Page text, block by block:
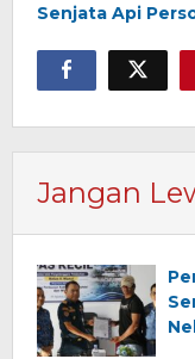
Senjata Api
Jangan